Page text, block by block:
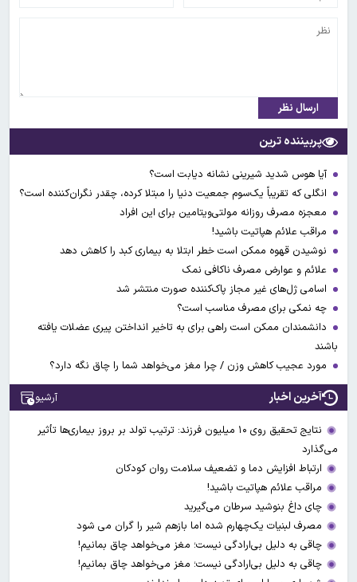
ارسال نظر
پربیننده ترین
آیا هوس شدید شیرینی نشانه دیابت است؟
انگلی که تقریباً یک‌سوم جمعیت دنیا را مبتلا کرده، چقدر نگران‌کننده است؟
معجزه مصرف روزانه مولتی‌ویتامین برای این افراد
مراقب علائم هپاتیت باشید!
نوشیدن قهوه ممکن است خطر ابتلا به بیماری کبد را کاهش دهد
علائم و عوارض مصرف ناکافی نمک
اسامی ژل‌های غیر مجاز پاک‌کننده صورت منتشر شد
چه نمکی برای مصرف مناسب است؟
دانشمندان ممکن است راهی برای به تاخیر انداختن پیری عضلات یافته
باشند
مورد عجیب کاهش وزن / چرا مغز می‌خواهد شما را چاق نگه دارد؟
آخرین اخبار آرشیو
نتایج تحقیق روی ۱۰ میلیون فرزند: ترتیب تولد بر بروز بیماری‌ها تأثیر
می‌گذارد
ارتباط افزایش دما و تضعیف سلامت روان کودکان
مراقب علائم هپاتیت باشید!
چای داغ بنوشید سرطان می‌گیرید
مصرف لبنیات یک‌چهارم شده اما بازهم شیر را گران می‌ شود
چاقی به دلیل بی‌ارادگی نیست؛ مغز می‌خواهد چاق بمانیم!
چاقی به دلیل بی‌ارادگی نیست؛ مغز می‌خواهد چاق بمانیم!